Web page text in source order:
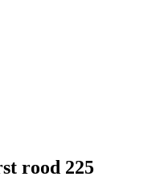
rood 225